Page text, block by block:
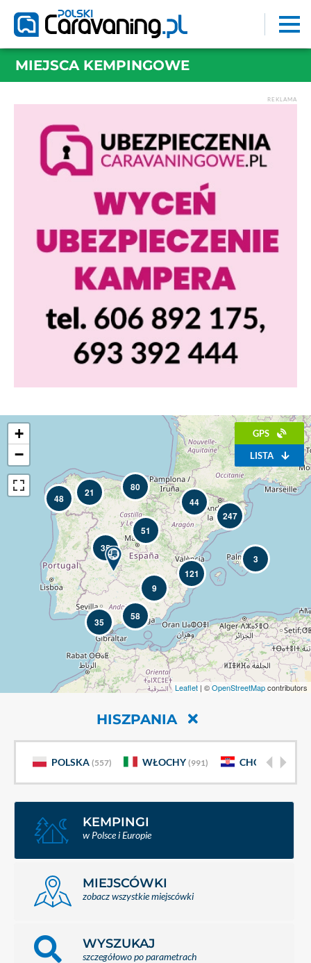
MIEJSCA KEMPINGOWE
REKLAMA
9
121
35 58
3
44
247
21
48
35
80
51
+
−
Leaflet | ©OpenStreetMapcontributors
GPS
LISTA
HISZPANIA
POLSKA (557) WŁOCHY(991) CHORWACJA
KEMPINGI
w Polsce i Europie
MIEJSCÓWKI
zobacz wszystkie miejscówki
WYSZUKAJ
szczegółowo po parametrach